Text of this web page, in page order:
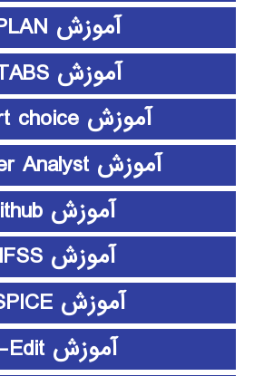
آموزش ePLAN
آموزش ETABS
آموزش expert choice
آموزش Frontier Analyst
آموزش github
آموزش HFSS
آموزش HSPICE
آموزش L-Edit